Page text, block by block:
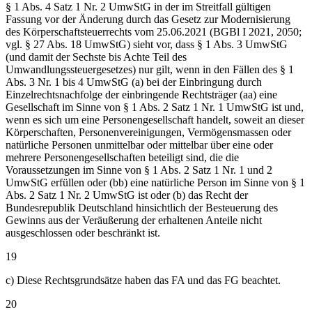
§ 1 Abs. 4 Satz 1 Nr. 2 UmwStG in der im Streitfall gültigen
Fassung vor der Änderung durch das Gesetz zur Modernisierung
des Körperschaftsteuerrechts vom 25.06.2021 (BGBl I 2021, 2050;
vgl. § 27 Abs. 18 UmwStG) sieht vor, dass § 1 Abs. 3 UmwStG
(und damit der Sechste bis Achte Teil des
Umwandlungssteuergesetzes) nur gilt, wenn in den Fällen des § 1
Abs. 3 Nr. 1 bis 4 UmwStG (a) bei der Einbringung durch
Einzelrechtsnachfolge der einbringende Rechtsträger (aa) eine
Gesellschaft im Sinne von § 1 Abs. 2 Satz 1 Nr. 1 UmwStG ist und,
wenn es sich um eine Personengesellschaft handelt, soweit an dieser
Körperschaften, Personenvereinigungen, Vermögensmassen oder
natürliche Personen unmittelbar oder mittelbar über eine oder
mehrere Personengesellschaften beteiligt sind, die die
Voraussetzungen im Sinne von § 1 Abs. 2 Satz 1 Nr. 1 und 2
UmwStG erfüllen oder (bb) eine natürliche Person im Sinne von § 1
Abs. 2 Satz 1 Nr. 2 UmwStG ist oder (b) das Recht der
Bundesrepublik Deutschland hinsichtlich der Besteuerung des
Gewinns aus der Veräußerung der erhaltenen Anteile nicht
ausgeschlossen oder beschränkt ist.
19
c) Diese Rechtsgrundsätze haben das FA und das FG beachtet.
20